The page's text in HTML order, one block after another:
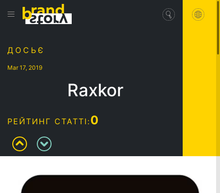
ДОСЬЄ
Mar 17, 2019
Raxkor
РЕЙТИНГ СТАТТІ:0